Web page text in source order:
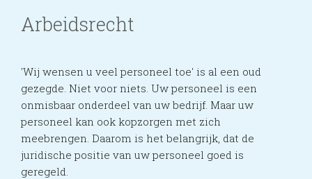
Arbeidsrecht
'Wij wensen u veel personeel toe' is al een oud
gezegde. Niet voor niets. Uw personeel is een
onmisbaar onderdeel van uw bedrijf. Maar uw
personeel kan ook kopzorgen met zich
meebrengen. Daarom is het belangrijk, dat de
juridische positie van uw personeel goed is
geregeld.